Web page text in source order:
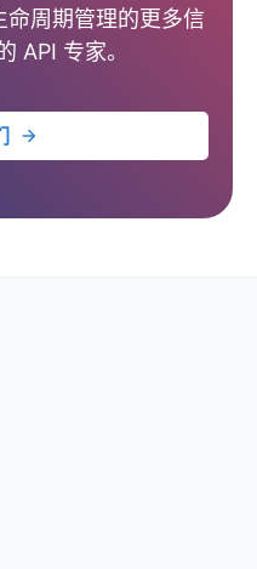
周期管理的更多信
API 专家。